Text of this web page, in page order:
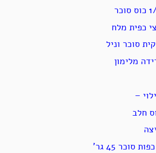
כפית מלח
סוכר וניל
מלימון
–
חלב